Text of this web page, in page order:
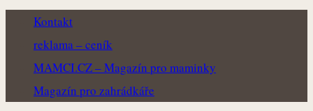
Kontakt
reklama – ceník
MAMCI.CZ – Magazín pro maminky
Magazín pro zahrádkáře